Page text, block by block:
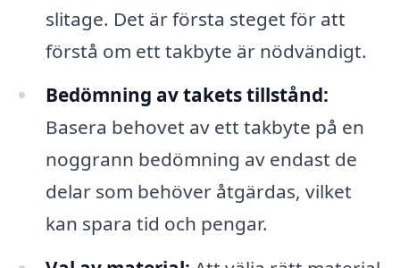
slitage. Det är första steget för att
förstå om ett takbyte är nödvändigt.
Bedömning av takets tillstånd:
Basera behovet av ett takbyte på en
noggrann bedömning av endast de
delar som behöver åtgärdas, vilket
kan spara tid och pengar.